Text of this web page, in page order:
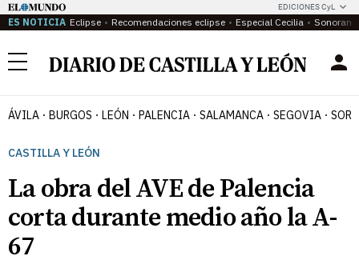
EDICIONES CyL
ES NOTICIA Eclipse Recomendaciones eclipse Especial Cecilia
Menú
ÁVILA BURGOS LEÓN PALENCIA SALAMANCA SEGOVIA
CASTILLA Y LEÓN
La obra del AVE de Palencia
corta durante medio año la A-
67